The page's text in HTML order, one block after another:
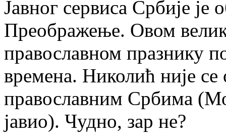
Јавног сервиса Србије је
Преображење. Овом
православном празнику
времена. Николић није се
православним Србима
јавио). Чудно, зар не?